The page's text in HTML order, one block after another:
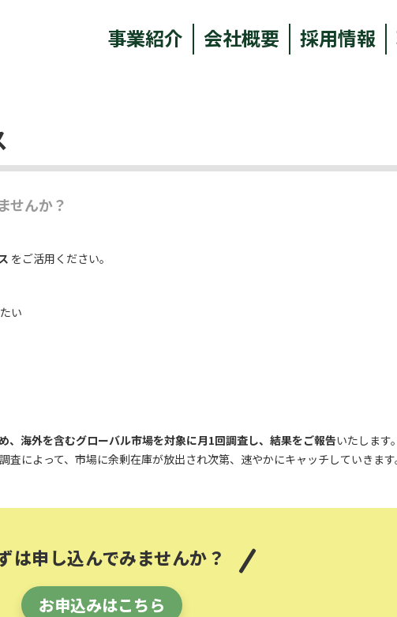
事業紹介 会社概要 採用情報
せんか？
をご活用ください。
い
、海外を含むグローバル市場を対象に月1回調査し、結果をご報告いたします
査によって、市場に余剰在庫が放出され次第、速やかにキャッチしていきま
は申し込んでみませんか？
お申込みはこちら